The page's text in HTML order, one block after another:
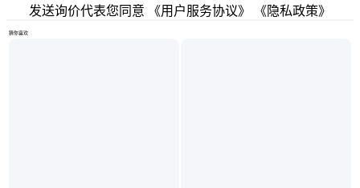
发送询价代表您同意 《用户服务协议》 《隐私政策》
猜你喜欢